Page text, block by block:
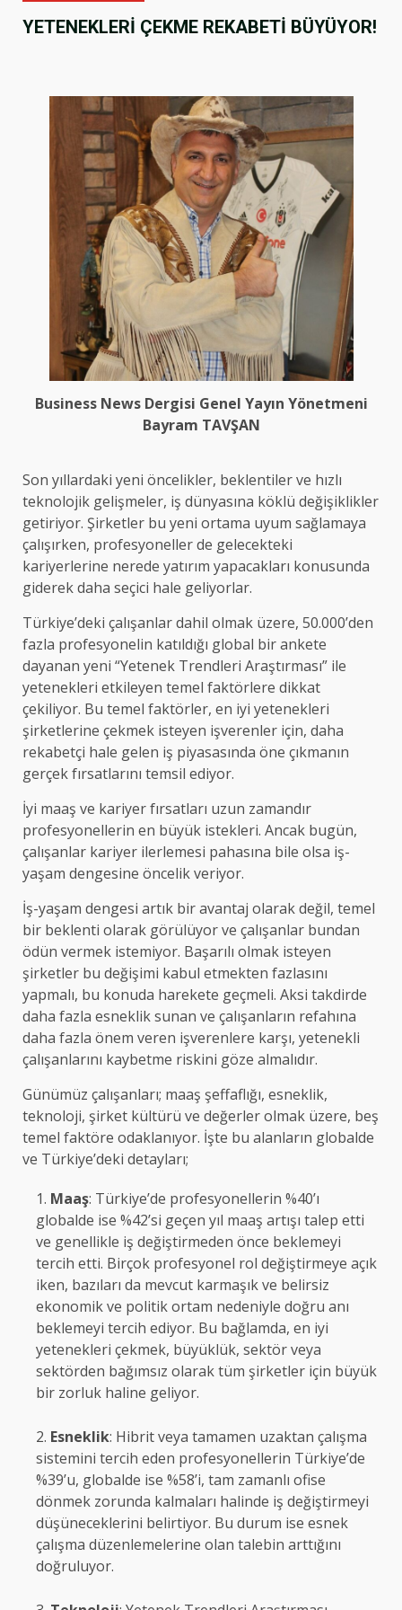
YETENEKLERİ ÇEKME REKABETİ BÜYÜYOR!
Business News Dergisi Genel Yayın Yönetmeni
Bayram TAVŞAN
Son yıllardaki yeni öncelikler, beklentiler ve hızlı
teknolojik gelişmeler, iş dünyasına köklü değişiklikler
getiriyor. Şirketler bu yeni ortama uyum sağlamaya
çalışırken, profesyoneller de gelecekteki
kariyerlerine nerede yatırım yapacakları konusunda
giderek daha seçici hale geliyorlar.
Türkiye’deki çalışanlar dahil olmak üzere, 50.000’den
fazla profesyonelin katıldığı global bir ankete
dayanan yeni “Yetenek Trendleri Araştırması” ile
yetenekleri etkileyen temel faktörlere dikkat
çekiliyor. Bu temel faktörler, en iyi yetenekleri
şirketlerine çekmek isteyen işverenler için, daha
rekabetçi hale gelen iş piyasasında öne çıkmanın
gerçek fırsatlarını temsil ediyor.
İyi maaş ve kariyer fırsatları uzun zamandır
profesyonellerin en büyük istekleri. Ancak bugün,
çalışanlar kariyer ilerlemesi pahasına bile olsa iş-
yaşam dengesine öncelik veriyor.
İş-yaşam dengesi artık bir avantaj olarak değil, temel
bir beklenti olarak görülüyor ve çalışanlar bundan
ödün vermek istemiyor. Başarılı olmak isteyen
şirketler bu değişimi kabul etmekten fazlasını
yapmalı, bu konuda harekete geçmeli. Aksi takdirde
daha fazla esneklik sunan ve çalışanların refahına
daha fazla önem veren işverenlere karşı, yetenekli
çalışanlarını kaybetme riskini göze almalıdır.
Günümüz çalışanları; maaş şeffaflığı, esneklik,
teknoloji, şirket kültürü ve değerler olmak üzere, beş
temel faktöre odaklanıyor. İşte bu alanların globalde
ve Türkiye’deki detayları;
Maaş: Türkiye’de profesyonellerin %40’ı
globalde ise %42’si geçen yıl maaş artışı talep etti
ve genellikle iş değiştirmeden önce beklemeyi
tercih etti. Birçok profesyonel rol değiştirmeye açık
iken, bazıları da mevcut karmaşık ve belirsiz
ekonomik ve politik ortam nedeniyle doğru anı
beklemeyi tercih ediyor. Bu bağlamda, en iyi
yetenekleri çekmek, büyüklük, sektör veya
sektörden bağımsız olarak tüm şirketler için büyük
bir zorluk haline geliyor.
Esneklik: Hibrit veya tamamen uzaktan çalışma
sistemini tercih eden profesyonellerin Türkiye’de
%39’u, globalde ise %58’i, tam zamanlı ofise
dönmek zorunda kalmaları halinde iş değiştirmeyi
düşüneceklerini belirtiyor. Bu durum ise esnek
çalışma düzenlemelerine olan talebin arttığını
doğruluyor.